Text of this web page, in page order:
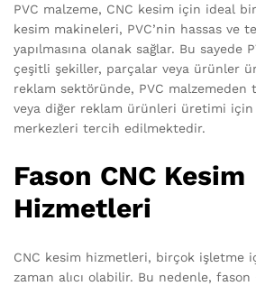
PVC malzeme, CNC kesim için ideal
kesim makineleri, PVC’nin hassas ve
yapılmasına olanak sağlar. Bu sayede
çeşitli şekiller, parçalar veya ürünler
reklam sektöründe, PVC malzemeden
veya diğer reklam ürünleri üretimi için
merkezleri tercih edilmektedir.
Fason CNC Kesim
Hizmetleri
CNC kesim hizmetleri, birçok işletme
zaman alıcı olabilir. Bu nedenle,